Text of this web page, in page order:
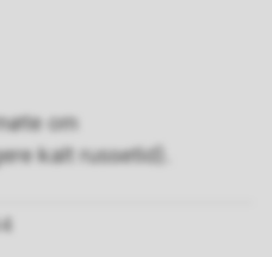
om
kalt russetid).